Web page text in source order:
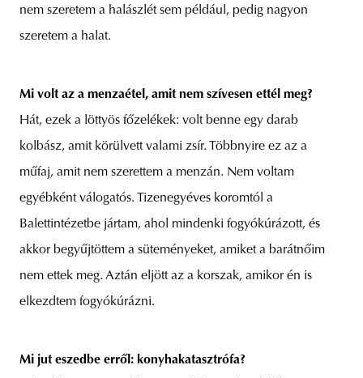
nem szeretem a halászlét sem például, pedig nagyon
szeretem a halat.
Mi volt az a menzaétel, amit nem szívesen ettél meg?
Hát, ezek a löttyös főzelékek: volt benne egy darab
kolbász, amit körülvett valami zsír. Többnyire ez az a
műfaj, amit nem szerettem a menzán. Nem voltam
egyébként válogatós. Tizenegyéves koromtól a
Balettintézetbe jártam, ahol mindenki fogyókúrázott, és
akkor begyűjtöttem a süteményeket, amiket a barátnőim
nem ettek meg. Aztán eljött az a korszak, amikor én is
elkezdtem fogyókúrázni.
Mi jut eszedbe erről: konyhakatasztrófa?